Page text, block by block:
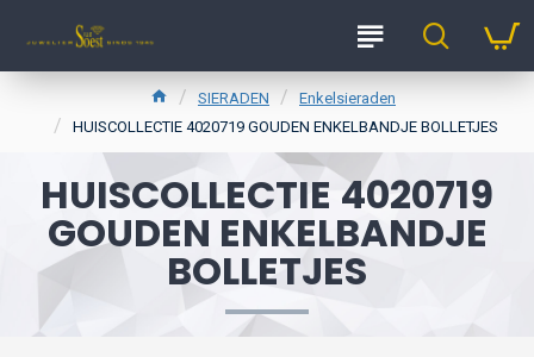
SIERADEN
Enkelsieraden
HUISCOLLECTIE 4020719 GOUDEN ENKELBANDJE BOLLETJES
HUISCOLLECTIE 4020719
GOUDEN ENKELBANDJE
BOLLETJES